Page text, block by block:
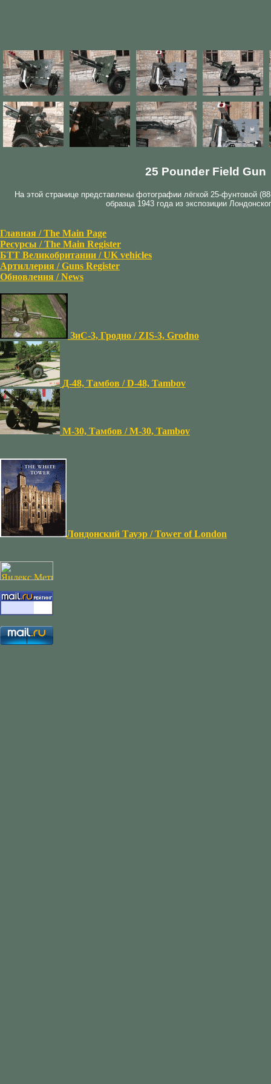
25 Pounder Field Gun
На этой странице представлены фотографии лёгкой 25-фунтовой
образца 1943 года из экспозиции
Главная / The Main Page
Ресурсы / The Main Register
БТТ Великобритании / UK vehicles
Артиллерия / Guns Register
Обновления / News
ЗиС-3, Гродно / ZIS-3, Grodno
Д-48, Тамбов / D-48, Tambov
М-30, Тамбов / M-30, Tambov
Лондонский Тауэр / Tower of London